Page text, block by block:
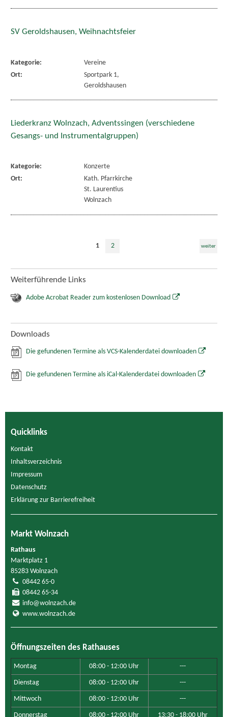
SV Geroldshausen, Weihnachtsfeier
Kategorie:
Vereine
Ort:
Sportpark 1,
Geroldshausen
Liederkranz Wolnzach, Adventssingen (verschiedene
Gesangs- und Instrumentalgruppen)
Kategorie:
Konzerte
Ort:
Kath. Pfarrkirche
St. Laurentius
Wolnzach
1 2 weiter
Weiterführende Links
Adobe Acrobat Reader zum kostenlosen Download
Downloads
Die gefundenen Termine als VCS-Kalenderdatei downloaden
Die gefundenen Termine als iCal-Kalenderdatei downloaden
Quicklinks
Kontakt
Inhaltsverzeichnis
Impressum
Datenschutz
Erklärung zur Barrierefreiheit
Markt Wolnzach
Rathaus
Marktplatz 1
85283 Wolnzach
08442 65-0
08442 65-34
info@wolnzach.de
www.wolnzach.de
Öffnungszeiten des Rathauses
Montag 08:00 - 12:00 Uhr ---
Dienstag 08:00 - 12:00 Uhr ---
Mittwoch 08:00 - 12:00 Uhr ---
Donnerstag 08:00 - 12:00 Uhr 13:30 - 18:00 Uhr